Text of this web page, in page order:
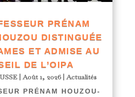
PRÉNAM
DISTINGUÉE
ET ADMISE AU
DE L’OIPA
|Août 1, 2026|Actualités
PRÉNAM HOUZOU-